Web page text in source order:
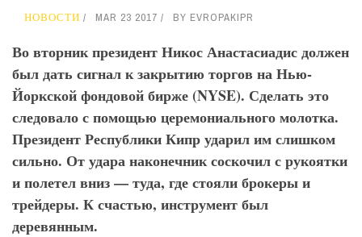
НОВОСТИ MAR 23 2017 BY EVROPAKIPR
Во вторник президент Никос Анастасиадис должен
был дать сигнал к закрытию торгов на Нью-
Йоркской фондовой бирже (NYSE). Сделать это
следовало с помощью церемониального молотка.
Президент Республики Кипр ударил им слишком
сильно. От удара наконечник соскочил с рукоятки
и полетел вниз — туда, где стояли брокеры и
трейдеры. К счастью, инструмент был
деревянным.